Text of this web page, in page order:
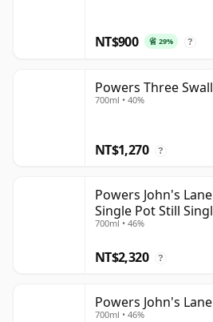
NT$900 省 29% ?
Powers Three
700ml • 40%
NT$1,270 ?
Powers John's
Single Pot Still
700ml • 46%
NT$2,320 ?
Powers John's
700ml • 46%